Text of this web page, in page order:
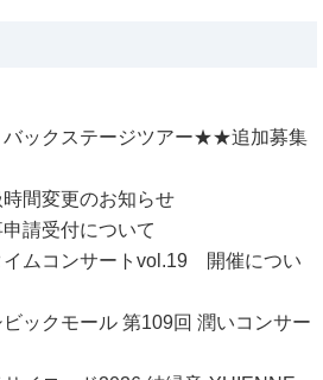
ックステージツアー★★追加募集
間変更のお知らせ
請受付について
ムコンサートvol.19 開催につい
ビックモール 第109回 潤いコンサー